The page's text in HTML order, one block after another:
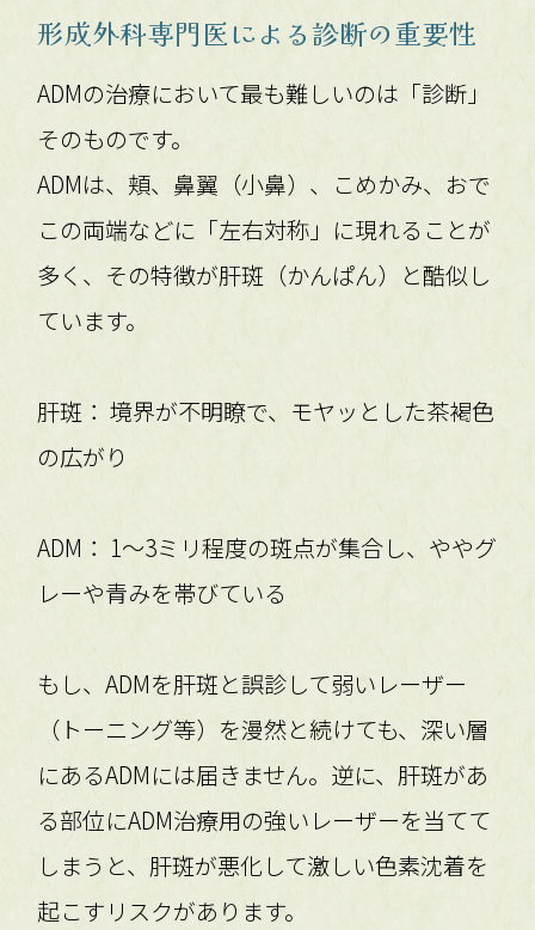
形成外科専門医による診断の重要性
ADMの治療において最も難しいのは「診断」
そのものです。
ADMは、頬、鼻翼（小鼻）、こめかみ、おで
この両端などに「左右対称」に現れることが
多く、その特徴が肝斑（かんぱん）と酷似し
ています。
肝斑： 境界が不明瞭で、モヤッとした茶褐色
の広がり
ADM： 1〜3ミリ程度の斑点が集合し、ややグ
レーや青みを帯びている
もし、ADMを肝斑と誤診して弱いレーザー
（トーニング等）を漫然と続けても、深い層
にあるADMには届きません。逆に、肝斑があ
る部位にADM治療用の強いレーザーを当てて
しまうと、肝斑が悪化して激しい色素沈着を
起こすリスクがあります。